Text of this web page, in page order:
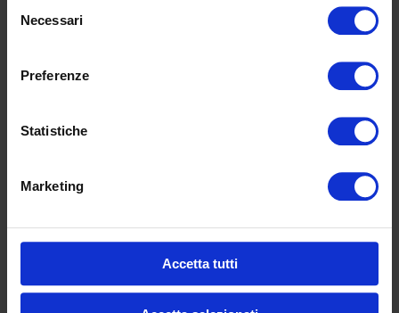
delNecessari
Preferenze
Statistiche
Marketing
Accetta tutti